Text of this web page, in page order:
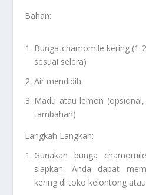
Bahan:
Bunga chamomile kering
sesuai selera)
Air mendidih
Madu atau lemon
tambahan)
Langkah Langkah:
Gunakan bunga
siapkan. Anda dapat
kering di toko kelontong